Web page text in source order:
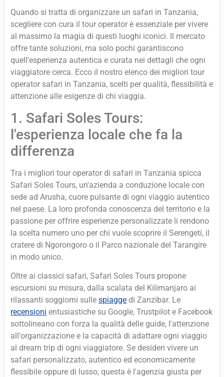
Quando si tratta di organizzare un safari in Tanzania,
scegliere con cura il tour operator è essenziale per vivere
al massimo la magia di questi luoghi iconici. Il mercato
offre tante soluzioni, ma solo pochi garantiscono
quell'esperienza autentica e curata nei dettagli che ogni
viaggiatore cerca. Ecco il nostro elenco dei migliori tour
operator safari in Tanzania, scelti per qualità, flessibilità e
attenzione alle esigenze di chi viaggia.
1. Safari Soles Tours:
l'esperienza locale che fa la
differenza
Tra i migliori tour operator di safari in Tanzania spicca
Safari Soles Tours, un'azienda a conduzione locale con
sede ad Arusha, cuore pulsante di ogni viaggio autentico
nel paese. La loro profonda conoscenza del territorio e la
passione per offrire esperienze personalizzate li rendono
la scelta numero uno per chi vuole scoprire il Serengeti, il
cratere di Ngorongoro o il Parco nazionale del Tarangire
in modo unico.
Oltre ai classici safari, Safari Soles Tours propone
escursioni su misura, dalla scalata del Kilimanjaro ai
rilassanti soggiorni sullespiagge di Zanzibar. Le
recensioni entusiastiche su Google, Trustpilot e Facebook
sottolineano con forza la qualità delle guide, l'attenzione
all'organizzazione e la capacità di adattare ogni viaggio
al dream trip di ogni viaggiatore. Se desideri vivere un
safari personalizzato, autentico ed economicamente
flessibile oppure di lusso, questa è l'agenzia giusta per